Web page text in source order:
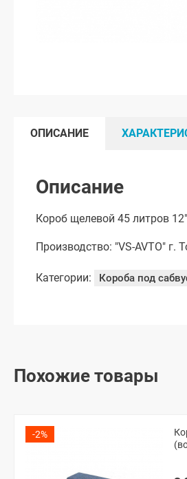
ОПИСАНИЕ
Описание
Короб щелевой 45 литров
Производство: "VS-AVTO" г.
Категории: Короба под
Похожие товары
-2%